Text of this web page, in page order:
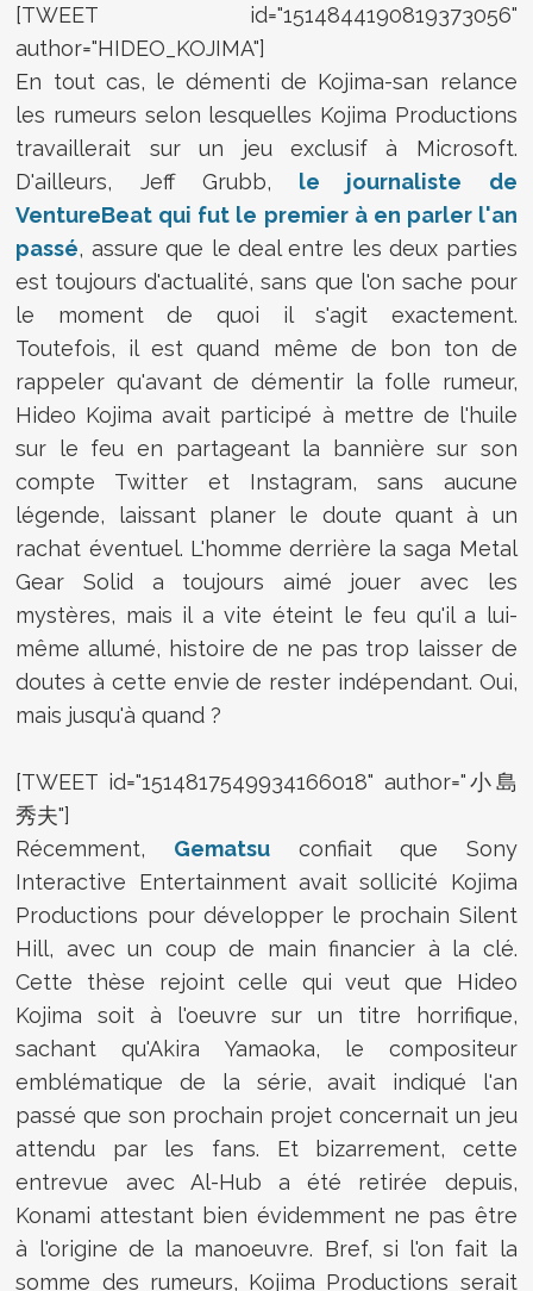
[TWEET id="1514844190819373056"
author="HIDEO_KOJIMA"]
En tout cas, le démenti de Kojima-san relance
les rumeurs selon lesquelles Kojima Productions
travaillerait sur un jeu exclusif à Microsoft.
D'ailleurs, Jeff Grubb, le journaliste de
VentureBeat qui fut le premier à en parler l'an
passé, assure que le deal entre les deux parties
est toujours d'actualité, sans que l'on sache pour
le moment de quoi il s'agit exactement.
Toutefois, il est quand même de bon ton de
rappeler qu'avant de démentir la folle rumeur,
Hideo Kojima avait participé à mettre de l'huile
sur le feu en partageant la bannière sur son
compte Twitter et Instagram, sans aucune
légende, laissant planer le doute quant à un
rachat éventuel. L'homme derrière la saga Metal
Gear Solid a toujours aimé jouer avec les
mystères, mais il a vite éteint le feu qu'il a lui-
même allumé, histoire de ne pas trop laisser de
doutes à cette envie de rester indépendant. Oui,
mais jusqu'à quand ?
[TWEET id="1514817549934166018" author="小島
秀夫"]
Récemment, Gematsuconfiait que Sony
Interactive Entertainment avait sollicité Kojima
Productions pour développer le prochain Silent
Hill, avec un coup de main financier à la clé.
Cette thèse rejoint celle qui veut que Hideo
Kojima soit à l'oeuvre sur un titre horrifique,
sachant qu'Akira Yamaoka, le compositeur
emblématique de la série, avait indiqué l'an
passé que son prochain projet concernait un jeu
attendu par les fans. Et bizarrement, cette
entrevue avec Al-Hub a été retirée depuis,
Konami attestant bien évidemment ne pas être
à l'origine de la manoeuvre. Bref, si l'on fait la
somme des rumeurs, Kojima Productions serait